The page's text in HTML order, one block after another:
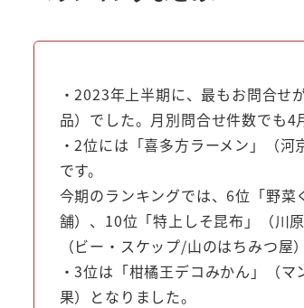
・2023年上半期に、最もお問合
品）でした。月別問合せ件数でも4
・2位には「喜多方ラーメン」（
です。
今期のランキングでは、6位「野
舗）、10位「特上しそ昆布」（川
（ビー・スケップ/山のはちみつ
・3位は「柑橘王デコみかん」（
果）となりました。